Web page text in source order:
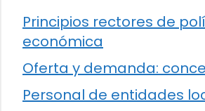
Principios rectores de
económica
Oferta y demanda:
Personal de entidades